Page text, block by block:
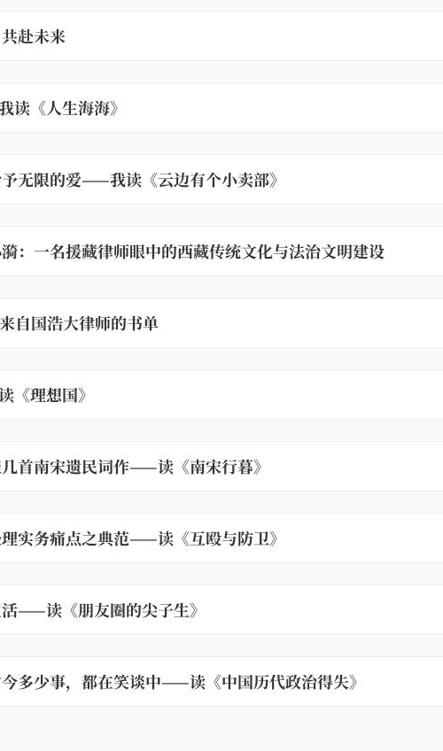
赴未来
《人生海海》
无限的爱——我读《云边有个小卖部》
：一名援藏律师眼中的西藏传统文化与法治文明建设
自国浩大律师的书单
理想国》
首南宋遗民词作——读《南宋行暮》
实务痛点之典范——读《互殴与防卫》
——读《朋友圈的尖子生》
多少事，都在笑谈中——读《中国历代政治得失》